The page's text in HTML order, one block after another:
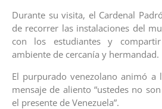
Durante su visita, el Cardenal
de recorrer las instalaciones del
con los estudiantes y
ambiente de cercanía y hermandad.
El purpurado venezolano animó a
mensaje de aliento “ustedes no
el presente de Venezuela”.